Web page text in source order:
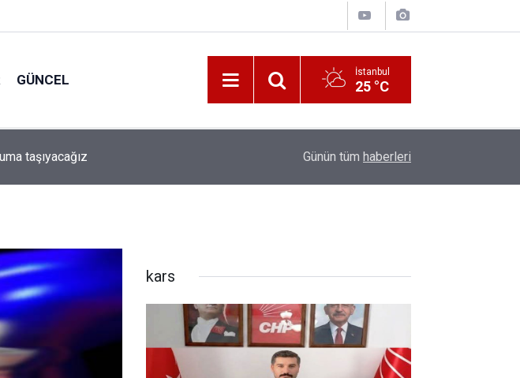
GÜNCEL İstanbul
25 °C
görevine getirildi Katerina Sarayı ahır saray oldu
Günün tüm haberleri
kars